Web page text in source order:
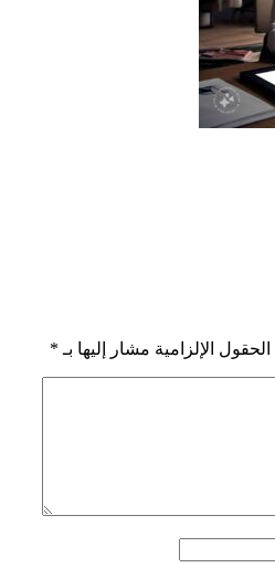
الحقول الإلزامية مشار إليها بـ *